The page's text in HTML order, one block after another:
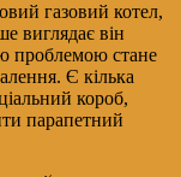
газовий котел,
виглядає він
проблемою стане
Є кілька
короб,
парапетний